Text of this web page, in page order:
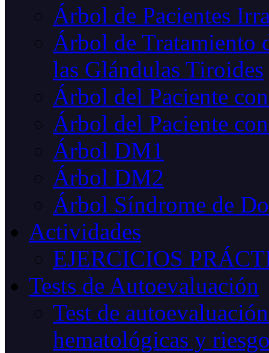
Árbol de Pacientes
Árbol de Tratamiento
las Glándulas Tiroides
Árbol del Paciente
Árbol del Paciente
Árbol DM1
Árbol DM2
Árbol Síndrome de
Actividades
EJERCICIOS
Tests de Autoevaluación
Test de
hematológicas y